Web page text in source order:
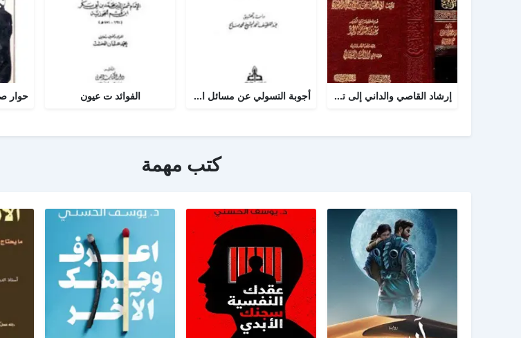
إرشاد القاصي والداني إلى تراجم شيوخ الطبراني أجوبة التسولي عن مسائل الأمير عبد القادر في الجهاد الفوائد ت عيون
كتب مهمة